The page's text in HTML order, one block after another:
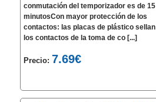
conmutación del temporizador es de 15
minutosCon mayor protección de los
contactos: las placas de plástico sellan
los contactos de la toma de co [...]
Precio: 7.69€